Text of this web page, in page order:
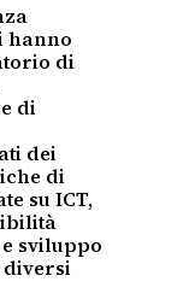
hanno
di
di
dei
di
su ICT,
sviluppo